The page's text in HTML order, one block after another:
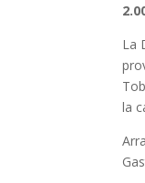
La
la